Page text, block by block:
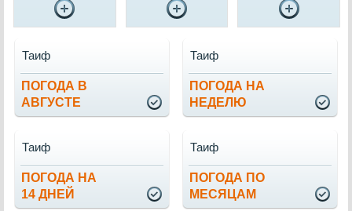
ПОГОДА В
АВГУСТЕ
Таиф
ПОГОДА НА
НЕДЕЛЮ
Таиф
ПОГОДА НА
14 ДНЕЙ
Таиф
ПОГОДА ПО
МЕСЯЦАМ
Таиф